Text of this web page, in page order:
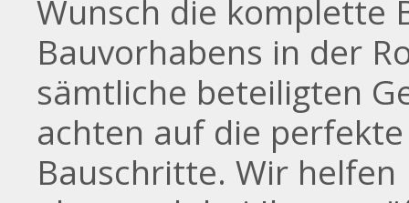
Wunsch die komplette
Bauvorhabens in der
sämtliche beteiligten
achten auf die
Bauschritte. Wir